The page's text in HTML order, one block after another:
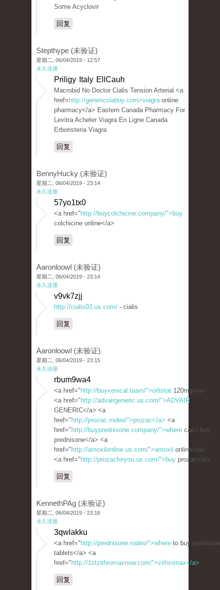
Some Acyclovir
回复
Stepthype (未验证)
星期二, 06/04/2019 - 12:57
永久连接
Priligy Italy EllCauh
Macrobid No Doctor Cialis Tension Arterial <a
href= http://genericviabuy.com>viagraonline
pharmacy</a> Eastern Canada Pharmacy For
Levitra Acheter Viagra En Ligne Canada
Erboristeria Viagra
回复
BennyHucky (未验证)
星期二, 06/04/2019 - 23:14
永久连接
57yo1tx0
<a href=" http://buycolchicine.company/">buy
colchicine online</a>
回复
Aaronloowl (未验证)
星期二, 06/04/2019 - 23:14
永久连接
v9vk7zjj
http://cialis03.us.com/ - cialis
回复
Aaronloowl (未验证)
星期二, 06/04/2019 - 23:15
永久连接
rbum9wa4
<a href=" http://buyxenical.team/">orlistat 120mg</a>
<a href=" http://advairgeneric.us.com/">ADVAIR
GENERIC</a> <a
href=" http://prozac.rodeo/">prozac</a> <a
href=" http://buyprednisone.company/">where can i buy
prednisone</a> <a
href=" http://amoxilonline.us.com/">amoxil online</a>
<a href=" http://prozacforyou.us.com/">buy prozac</a>
回复
KennethPAg (未验证)
星期二, 06/04/2019 - 23:16
永久连接
3qwlakku
<a href=" http://prednisone.rodeo/">where to buy
tablets</a> <a
href=" http://1stzithromaxnow.com/">zithromax</a>
回复